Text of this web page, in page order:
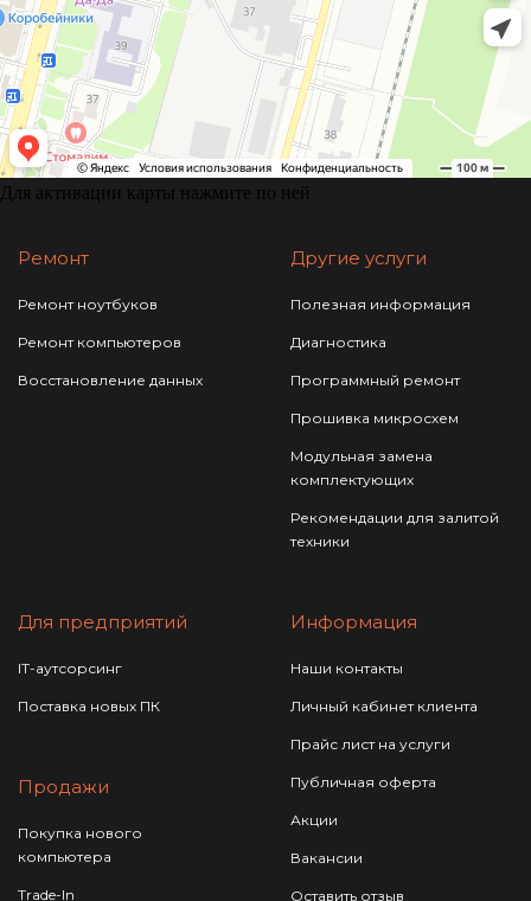
Для активации карты нажмите по ней
Ремонт
Ремонт ноутбуков
Ремонт компьютеров
Восстановление данных
Другие услуги
Полезная информация
Диагностика
Программный ремонт
Прошивка микросхем
Модульная замена
комплектующих
Рекомендации для залитой
техники
Для предприятий
IT-аутсорсинг
Поставка новых ПК
Продажи
Покупка нового
компьютера
Trade-In
Информация
Наши контакты
Личный кабинет клиента
Прайс лист на услуги
Публичная оферта
Акции
Вакансии
Оставить отзыв